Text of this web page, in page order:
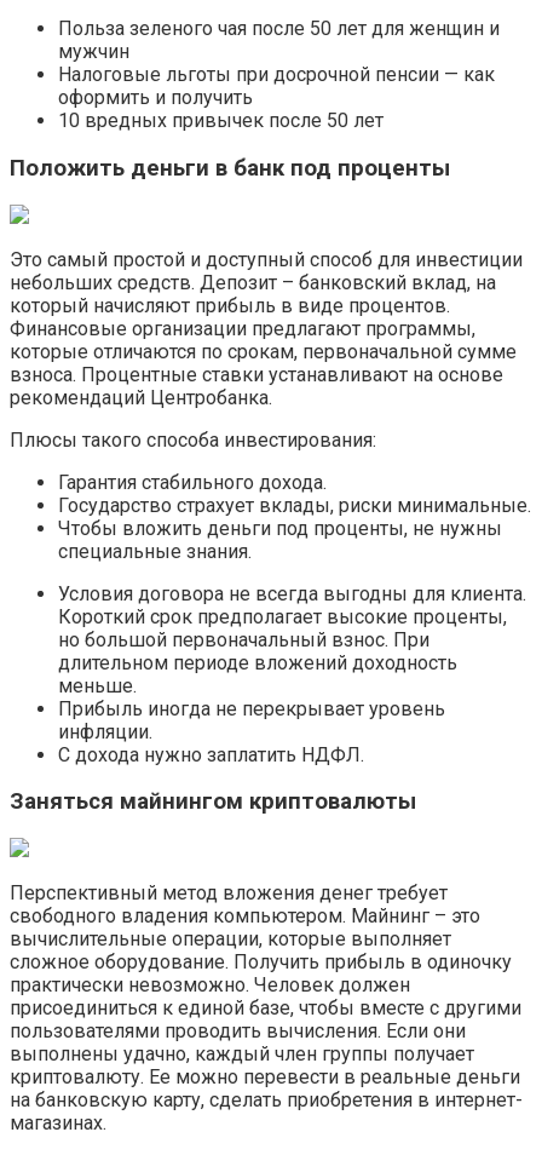
Польза зеленого чая после 50 лет для женщин и
мужчин
Налоговые льготы при досрочной пенсии — как
оформить и получить
10 вредных привычек после 50 лет
Положить деньги в банк под проценты
Это самый простой и доступный способ для инвестиции
небольших средств. Депозит – банковский вклад, на
который начисляют прибыль в виде процентов.
Финансовые организации предлагают программы,
которые отличаются по срокам, первоначальной сумме
взноса. Процентные ставки устанавливают на основе
рекомендаций Центробанка.
Плюсы такого способа инвестирования:
Гарантия стабильного дохода.
Государство страхует вклады, риски минимальные.
Чтобы вложить деньги под проценты, не нужны
специальные знания.
Условия договора не всегда выгодны для клиента.
Короткий срок предполагает высокие проценты,
но большой первоначальный взнос. При
длительном периоде вложений доходность
меньше.
Прибыль иногда не перекрывает уровень
инфляции.
С дохода нужно заплатить НДФЛ.
Заняться майнингом криптовалюты
Перспективный метод вложения денег требует
свободного владения компьютером. Майнинг – это
вычислительные операции, которые выполняет
сложное оборудование. Получить прибыль в одиночку
практически невозможно. Человек должен
присоединиться к единой базе, чтобы вместе с другими
пользователями проводить вычисления. Если они
выполнены удачно, каждый член группы получает
криптовалюту. Ее можно перевести в реальные деньги
на банковскую карту, сделать приобретения в интернет-
магазинах.